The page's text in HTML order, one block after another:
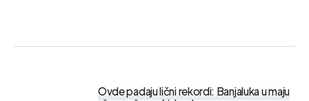
Ovde padaju lični rekordi: Banjaluka u maju